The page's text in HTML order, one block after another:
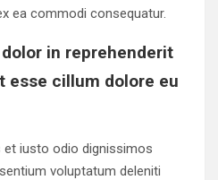
ea commodi consequatur.
in reprehenderit
esse cillum dolore eu
iusto odio dignissimos
voluptatum deleniti